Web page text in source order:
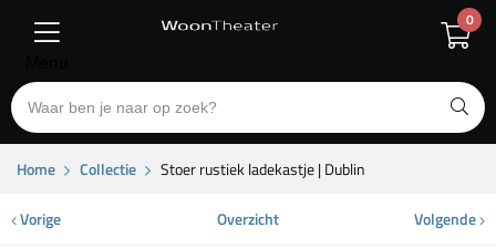
0
Home Collectie Stoer rustiek ladekastje | Dublin
Vorige Overzicht Volgende